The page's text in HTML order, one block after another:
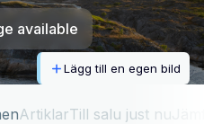
available
Lägg till en egen bild
ArtiklarTill salu just nu